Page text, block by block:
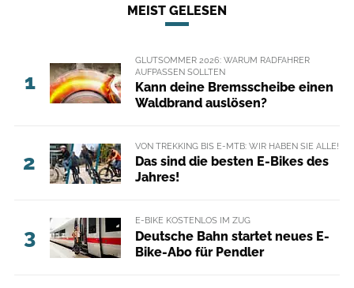
MEIST GELESEN
1
GLUTSOMMER 2026: WARUM RADFAHRER
AUFPASSEN SOLLTEN
Kann deine Bremsscheibe einen
Waldbrand auslösen?
2
VON TREKKING BIS E-MTB: WIR HABEN SIE ALLE!
Das sind die besten E-Bikes des
Jahres!
3
E-BIKE KOSTENLOS IM ZUG
Deutsche Bahn startet neues E-
Bike-Abo für Pendler